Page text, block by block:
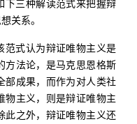
下三种解读范式来把握辩
关系。
范式认为辩证唯物主义是
方法论，是马克思恩格斯
部成果，而作为对人类社
物主义，则是辩证唯物主
此之外，辩证唯物主义还